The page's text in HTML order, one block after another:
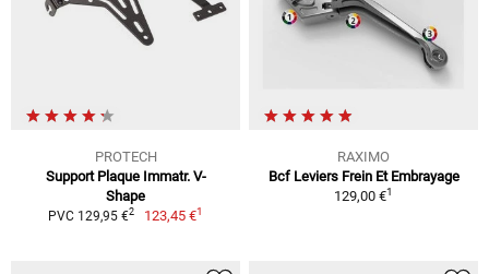
PROTECH
Support Plaque Immatr. V-
Shape
PVC 129,95 €2 123,45 €1
RAXIMO
Bcf Leviers Frein Et Embrayage
129,00 €1